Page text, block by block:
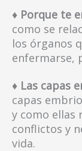
♦ Porque te
como se
los órganos
enfermarse,
♦ Las capas
capas
y como ellas
conflictos y
vida.